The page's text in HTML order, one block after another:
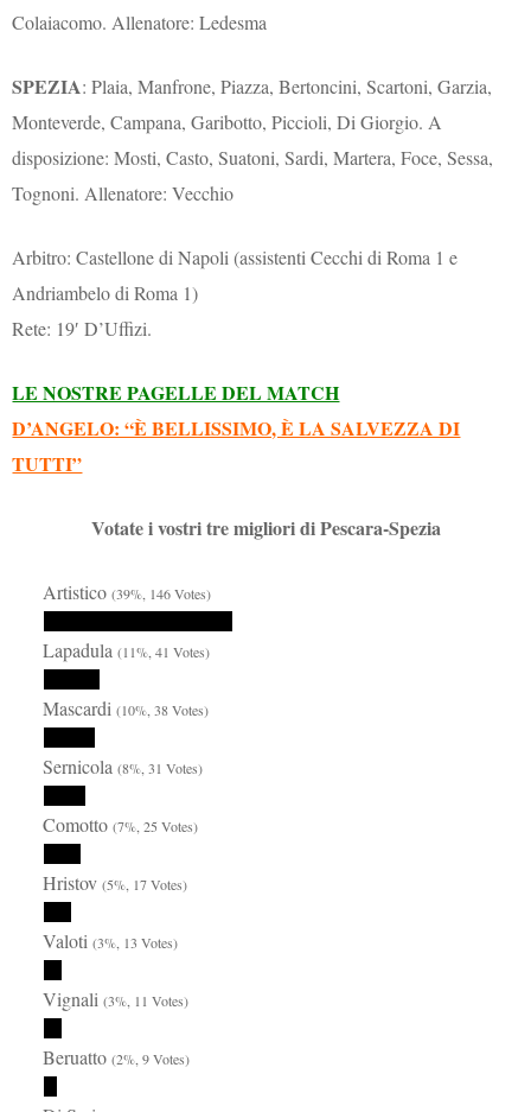
Colaiacomo. Allenatore: Ledesma
SPEZIA: Plaia, Manfrone, Piazza, Bertoncini, Scartoni, Garzia,
Monteverde, Campana, Garibotto, Piccioli, Di Giorgio. A
disposizione: Mosti, Casto, Suatoni, Sardi, Martera, Foce, Sessa,
Tognoni. Allenatore: Vecchio
Arbitro: Castellone di Napoli (assistenti Cecchi di Roma 1 e
Andriambelo di Roma 1)
Rete: 19′ D’Uffizi.
LE NOSTRE PAGELLE DEL MATCH
D’ANGELO: “È BELLISSIMO, È LA SALVEZZA DI
TUTTI”
Votate i vostri tre migliori di Pescara-Spezia
Artistico(39%, 146 Votes)
Lapadula(11%, 41 Votes)
Mascardi(10%, 38 Votes)
Sernicola(8%, 31 Votes)
Comotto(7%, 25 Votes)
Hristov(5%, 17 Votes)
Valoti(3%, 13 Votes)
Vignali(3%, 11 Votes)
Beruatto(2%, 9 Votes)